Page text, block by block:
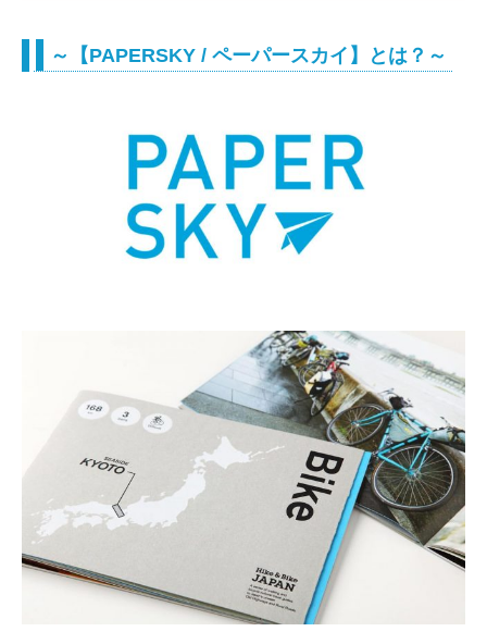
～【PAPERSKY / ペーパースカイ】とは？～